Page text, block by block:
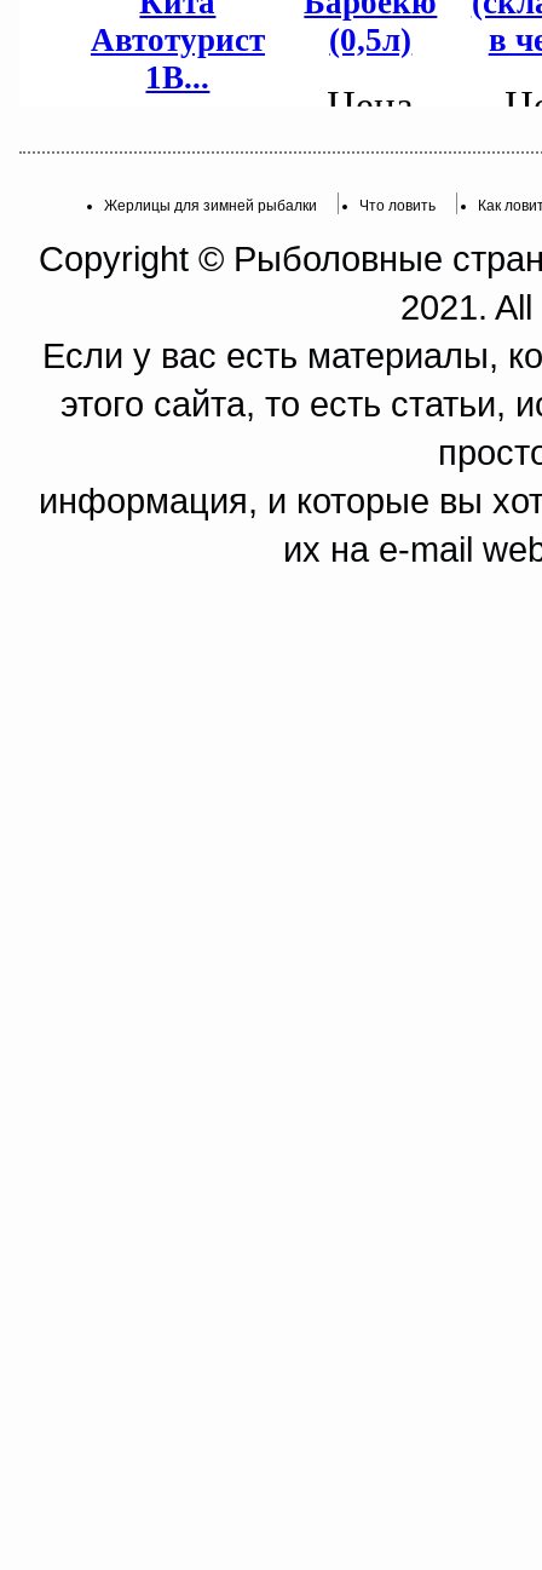
Жерлицы для зимней рыбалки Что ловить Как
Copyright © Рыболовные
2021.
Если у вас есть материалы,
этого сайта, то есть
информация, и которые вы
их на e-mail